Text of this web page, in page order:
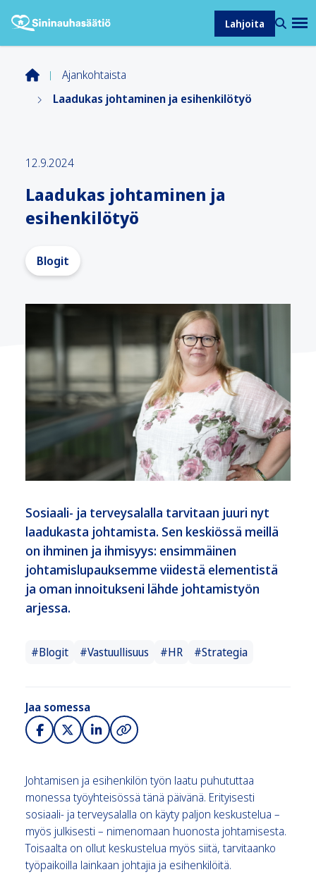
Lahjoita
Ajankohtaista
Laadukas johtaminen ja esihenkilötyö
12.9.2024
Laadukas johtaminen ja
esihenkilötyö
Blogit
Sosiaali- ja terveysalalla tarvitaan juuri nyt
laadukasta johtamista. Sen keskiössä meillä
on ihminen ja ihmisyys: ensimmäinen
johtamislupauksemme viidestä elementistä
ja oman innoitukseni lähde johtamistyön
arjessa.
#Blogit #Vastuullisuus #HR #Strategia
Jaa somessa
Johtamisen ja esihenkilön työn laatu puhututtaa
monessa työyhteisössä tänä päivänä. Erityisesti
sosiaali- ja terveysalalla on käyty paljon keskustelua –
myös julkisesti – nimenomaan huonosta johtamisesta.
Toisaalta on ollut keskustelua myös siitä, tarvitaanko
työpaikoilla lainkaan johtajia ja esihenkilöitä.